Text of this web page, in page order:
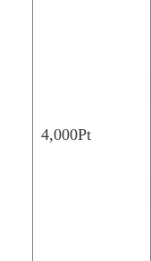
4,000Pt